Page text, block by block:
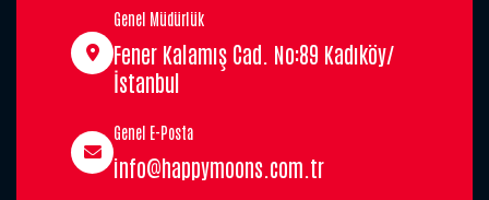
Genel Müdürlük
Fener Kalamış Cad. No:89 Kadıköy/
İstanbul
Genel E-Posta
info@happymoons.com.tr